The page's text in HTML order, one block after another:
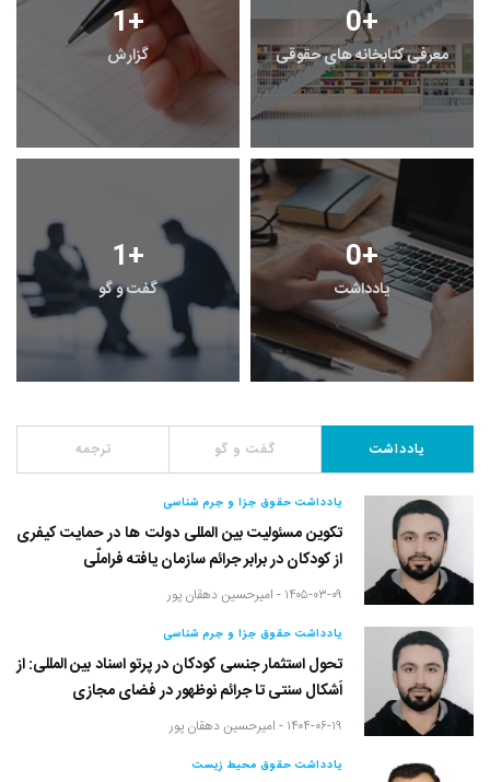
1+
گزارش
0+
معرفی کتابخانه های حقوقی
1+
گفت و گو
0+
یادداشت
یادداشت گفت و گو ترجمه
یادداشت حقوق جزا و جرم شناسی
تکوین مسئولیت بین المللی دولت ها در حمایت کیفری
از کودکان در برابر جرائم سازمان یافته فراملّی
۱۴۰۵-۰۳-۰۹ - امیرحسین دهقان پور
یادداشت حقوق جزا و جرم شناسی
تحول استثمار جنسی کودکان در پرتو اسناد بین المللی: از
اَشکال سنتی تا جرائم نوظهور در فضای مجازی
۱۴۰۴-۰۶-۱۹ - امیرحسین دهقان پور
یادداشت حقوق محیط زیست